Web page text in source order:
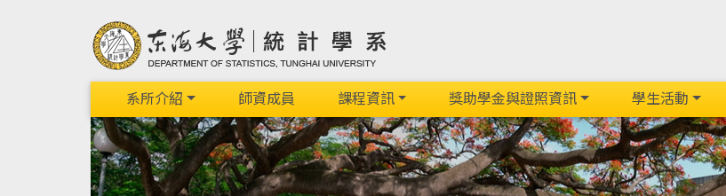
系所介紹 師資成員 課程資訊 獎助學金與證照資訊 學生活動